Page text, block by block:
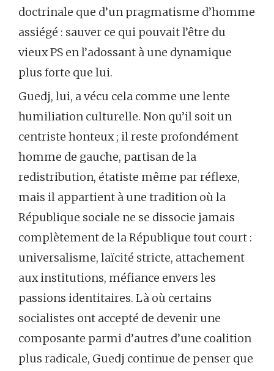
doctrinale que d’un pragmatisme d’homme
assiégé : sauver ce qui pouvait l’être du
vieux PS en l’adossant à une dynamique
plus forte que lui.
Guedj, lui, a vécu cela comme une lente
humiliation culturelle. Non qu’il soit un
centriste honteux ; il reste profondément
homme de gauche, partisan de la
redistribution, étatiste même par réflexe,
mais il appartient à une tradition où la
République sociale ne se dissocie jamais
complètement de la République tout court :
universalisme, laïcité stricte, attachement
aux institutions, méfiance envers les
passions identitaires. Là où certains
socialistes ont accepté de devenir une
composante parmi d’autres d’une coalition
plus radicale, Guedj continue de penser que